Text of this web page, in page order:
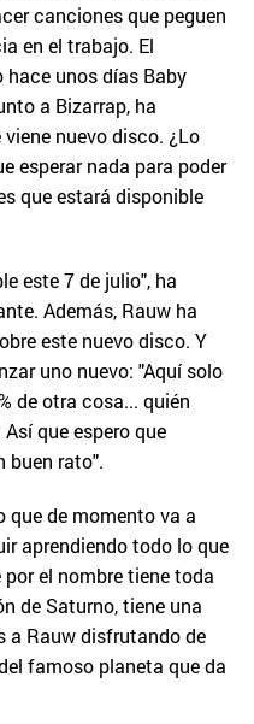
canciones que peguen
en el trabajo. El
hace unos días Baby
a Bizarrap, ha
nuevo disco. ¿Lo
esperar nada para poder
que estará disponible
este 7 de julio", ha
Además, Rauw ha
este nuevo disco. Y
uno nuevo: "Aquí solo
de otra cosa... quién
que espero que
buen rato".
que de momento va a
aprendiendo todo lo que
el nombre tiene toda
de Saturno, tiene una
a Rauw disfrutando de
famoso planeta que da